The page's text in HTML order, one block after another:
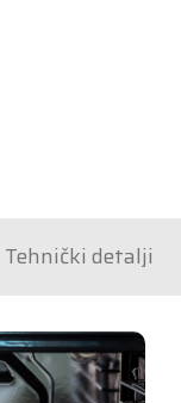
Tehnički detalji